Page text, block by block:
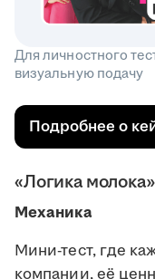
Для личностного
визуальную подачу
Подробнее о
«Логика
Механика
Мини-тест, где